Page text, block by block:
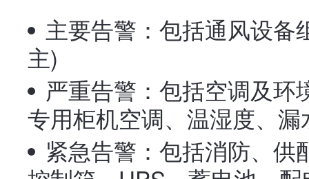
主要告警：包括通风设备
主)
严重告警：包括空调及
专用柜机空调、温湿度、
紧急告警：包括消防、